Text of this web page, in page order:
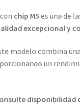
con chip M5 es una de
excepcional y
modelo combina una
un
disponibilidad